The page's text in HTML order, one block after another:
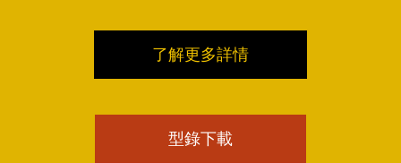
了解更多詳情
型錄下載